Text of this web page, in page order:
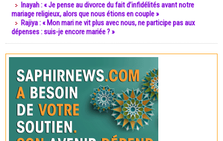
Inayah : « Je pense au divorce du fait d’infidélités avant notre
mariage religieux, alors que nous étions en couple »
Rajiya : « Mon mari ne vit plus avec nous, ne participe pas aux
dépenses : suis-je encore mariée ? »